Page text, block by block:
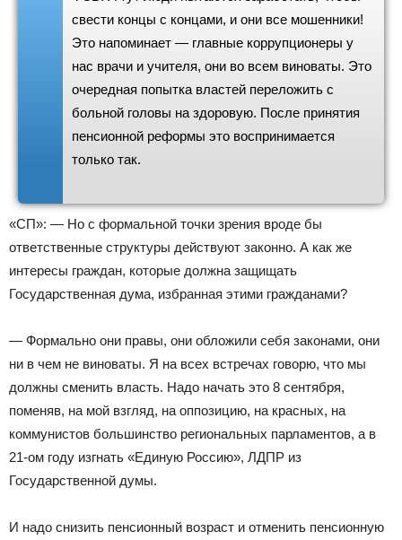
свести концы с концами, и они все мошенники!
Это напоминает — главные коррупционеры у
нас врачи и учителя, они во всем виноваты. Это
очередная попытка властей переложить с
больной головы на здоровую. После принятия
пенсионной реформы это воспринимается
только так.
«СП»: — Но с формальной точки зрения вроде бы
ответственные структуры действуют законно. А как же
интересы граждан, которые должна защищать
Государственная дума, избранная этими гражданами?
— Формально они правы, они обложили себя законами, они
ни в чем не виноваты. Я на всех встречах говорю, что мы
должны сменить власть. Надо начать это 8 сентября,
поменяв, на мой взгляд, на оппозицию, на красных, на
коммунистов большинство региональных парламентов, а в
21-ом году изгнать «Единую Россию», ЛДПР из
Государственной думы.
И надо снизить пенсионный возраст и отменить пенсионную